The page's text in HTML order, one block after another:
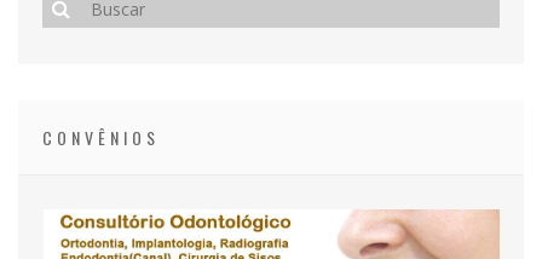
CONVÊNIOS